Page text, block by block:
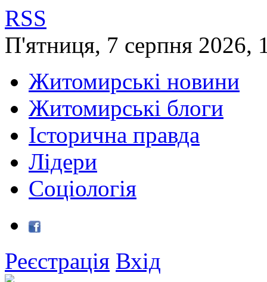
RSS
П'ятниця, 7 серпня 2026,
Житомирські новини
Житомирські блоги
Історична правда
Лідери
Соціологія
Реєстрація Вхід